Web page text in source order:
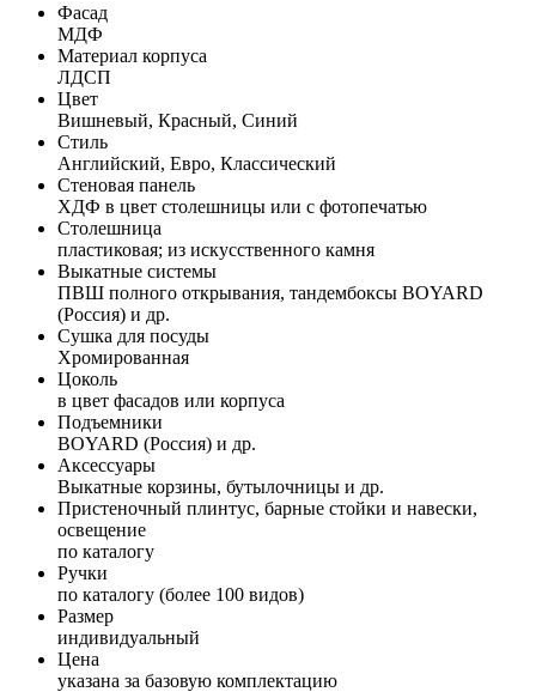
Фасад
МДФ
Материал корпуса
ЛДСП
Цвет
Вишневый, Красный, Синий
Стиль
Английский, Евро, Классический
Стеновая панель
ХДФ в цвет столешницы или с фотопечатью
Столешница
пластиковая; из искусственного камня
Выкатные системы
ПВШ полного открывания, тандембоксы BOYARD
(Россия) и др.
Сушка для посуды
Хромированная
Цоколь
в цвет фасадов или корпуса
Подъемники
BOYARD (Россия) и др.
Аксессуары
Выкатные корзины, бутылочницы и др.
Пристеночный плинтус, барные стойки и навески,
освещение
по каталогу
Ручки
по каталогу (более 100 видов)
Размер
индивидуальный
Цена
указана за базовую комплектацию